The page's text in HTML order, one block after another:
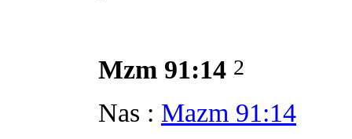
Mzm 91:14 2
Nas : Mazm 91:14